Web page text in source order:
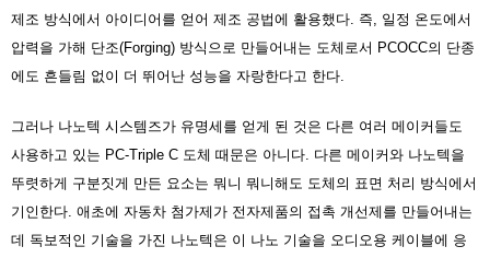
제조 방식에서 아이디어를 얻어 제조 공법에 활용했다. 즉, 일정 온도에서
압력을 가해 단조(Forging) 방식으로 만들어내는 도체로서 PCOCC의 단종
에도 흔들림 없이 더 뛰어난 성능을 자랑한다고 한다.
그러나 나노텍 시스템즈가 유명세를 얻게 된 것은 다른 여러 메이커들도
사용하고 있는 PC-Triple C 도체 때문은 아니다. 다른 메이커와 나노텍을
뚜렷하게 구분짓게 만든 요소는 뭐니 뭐니해도 도체의 표면 처리 방식에서
기인한다. 애초에 자동차 첨가제가 전자제품의 접촉 개선제를 만들어내는
데 독보적인 기술을 가진 나노텍은 이 나노 기술을 오디오용 케이블에 응